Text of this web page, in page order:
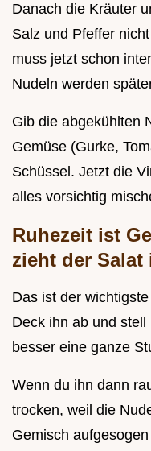
Danach die Kräuter
Salz und Pfeffer
muss jetzt schon
Nudeln werden
Gib die abgekühlten
Gemüse (Gurke,
Schüssel. Jetzt die
alles vorsichtig
Ruhezeit ist
zieht der Salat
Das ist der
Deck ihn ab und
besser eine ganze
Wenn du ihn dann
trocken, weil die
Gemisch